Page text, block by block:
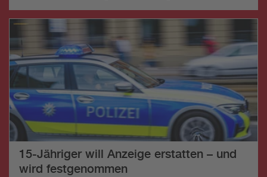
15-Jähriger will Anzeige erstatten – und
wird festgenommen